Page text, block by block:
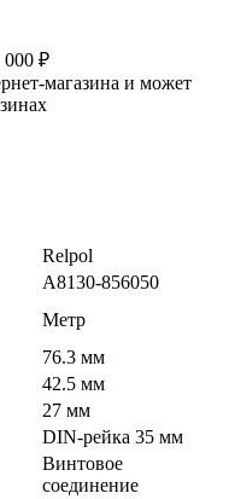
000 ₽
магазина и может
Relpol
A8130-856050
Метр
76.3 мм
42.5 мм
27 мм
DIN-рейка 35 мм
Винтовое
соединение